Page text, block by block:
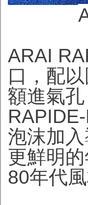
ARAI
口，配
額進氣
泡沫加
更鮮明
80年代